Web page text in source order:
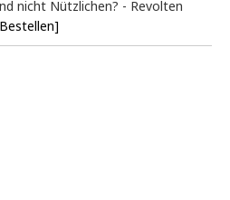
nicht Nützlichen? - Revolten